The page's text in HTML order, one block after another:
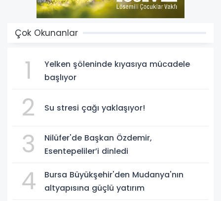
Çok Okunanlar
1
Yelken şöleninde kıyasıya mücadele
başlıyor
2 Su stresi çağı yaklaşıyor!
3
Nilüfer'de Başkan Özdemir,
Esentepeliler’i dinledi
4
Bursa Büyükşehir'den Mudanya'nın
altyapısına güçlü yatırım